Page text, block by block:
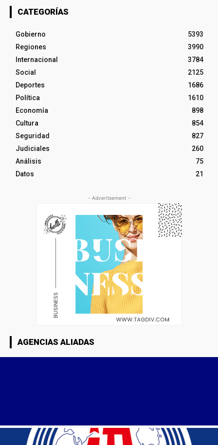
CATEGORÍAS
Gobierno
5393
Regiones
3990
Internacional
3784
Social
2125
Deportes
1686
Política
1610
Economía
898
Cultura
854
Seguridad
827
Judiciales
260
Análisis
75
Datos
21
- Advertisement -
AGENCIAS ALIADAS